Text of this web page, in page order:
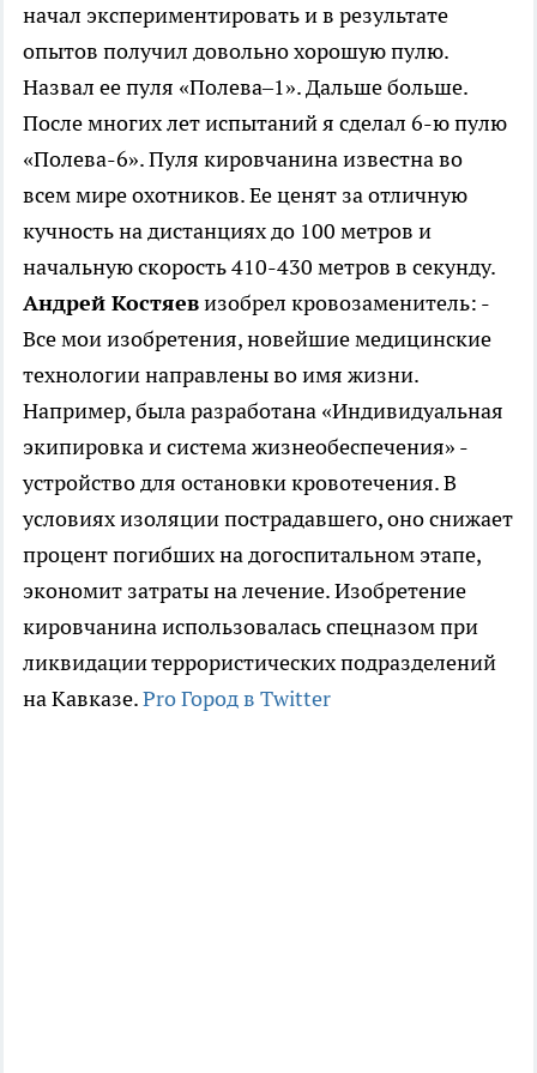
начал экспериментировать и в результате
опытов получил довольно хорошую пулю.
Назвал ее пуля «Полева–1». Дальше больше.
После многих лет испытаний я сделал 6-ю пулю
«Полева-6». Пуля кировчанина известна во
всем мире охотников. Ее ценят за отличную
кучность на дистанциях до 100 метров и
начальную скорость 410-430 метров в секунду.
Андрей Костяевизобрел кровозаменитель: -
Все мои изобретения, новейшие медицинские
технологии направлены во имя жизни.
Например, была разработана «Индивидуальная
экипировка и система жизнеобеспечения» -
устройство для остановки кровотечения. В
условиях изоляции пострадавшего, оно снижает
процент погибших на догоспитальном этапе,
экономит затраты на лечение. Изобретение
кировчанина использовалась спецназом при
ликвидации террористических подразделений
на Кавказе.Pro Город в Twitter